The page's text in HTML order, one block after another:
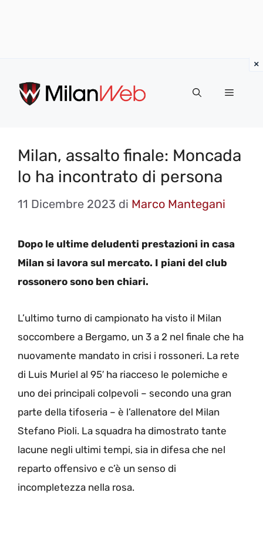
contenuto
MENU
Milan, assalto finale: Moncada
lo ha incontrato di persona
11 Dicembre 2023 di Marco Mantegani
Dopo le ultime deludenti prestazioni in casa
Milan si lavora sul mercato. I piani del club
rossonero sono ben chiari.
L’ultimo turno di campionato ha visto il Milan
soccombere a Bergamo, un 3 a 2 nel finale che ha
nuovamente mandato in crisi i rossoneri. La rete
di Luis Muriel al 95′ ha riacceso le polemiche e
uno dei principali colpevoli – secondo una gran
parte della tifoseria – è l’allenatore del Milan
Stefano Pioli. La squadra ha dimostrato tante
lacune negli ultimi tempi, sia in difesa che nel
reparto offensivo e c’è un senso di
incompletezza nella rosa.